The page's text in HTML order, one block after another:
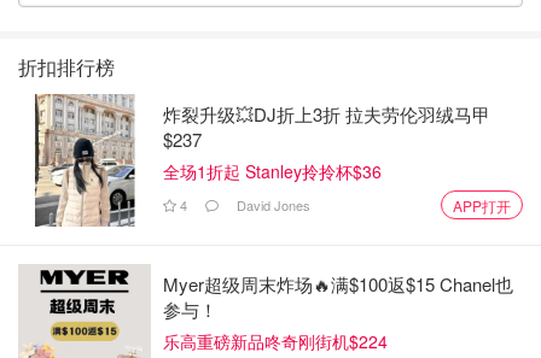
折扣排行榜
炸裂升级💥DJ折上3折 拉夫劳伦羽绒马甲
$237
全场1折起 Stanley拎拎杯$36
4 David Jones APP打开
Myer超级周末炸场🔥满$100返$15 Chanel也
参与！
乐高重磅新品咚奇刚街机$224